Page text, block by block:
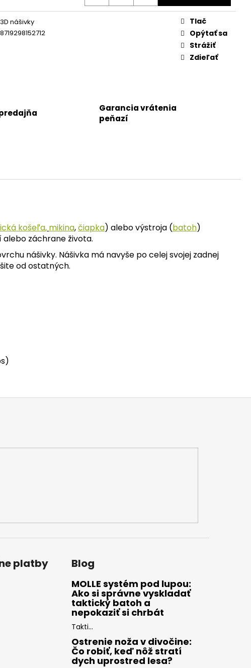
3D nášivky
8719298152712
Tlač
Opýtať sa
Strážiť
Zdieľať
Garancia vrátenia
peňazí
košeľa, mikina,čiapka) alebo výstroja (batoh)
záchrane života.
nášivky. Nášivka má navyše po celej svojej zadnej
od ostatných.
platby Blog
MOLLE systém pod lupou:
Ako si správne vyskladať
taktický batoh a
nepokaziť si chrbát
Takti...
Ostrenie noža v divočine:
Čo robiť, keď nôž stratí
dych uprostred lesa?